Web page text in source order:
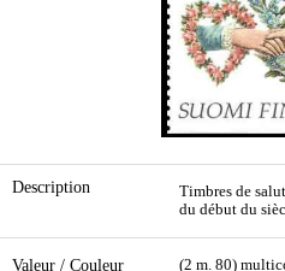
Description
Timbres de
du début du
Valeur / Couleur (2 m. 80)